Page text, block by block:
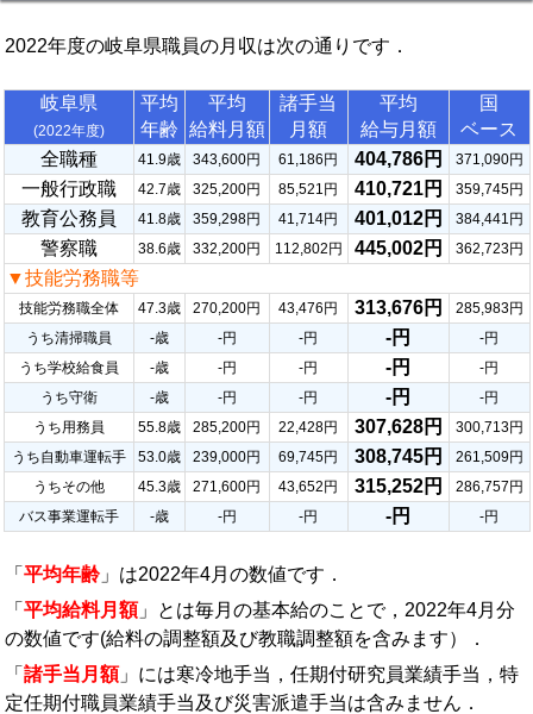
2022年度の岐阜県職員の月収は次の通りです．
岐阜県
(2022年度)
平均
年齢
平均
給料月額
諸手当
月額
平均
給与月額
国
ベース
全職種
41.9歳 343,600円 61,186円 404,786円 371,090円
一般行政職 42.7歳 325,200円 85,521円 410,721円 359,745円
教育公務員 41.8歳 359,298円 41,714円 401,012円 384,441円
警察職 38.6歳 332,200円 112,802円 445,002円 362,723円
▼技能労務職等
技能労務職全体 47.3歳 270,200円 43,476円 313,676円
285,983円
うち清掃職員
-歳 -円 -円 -円
-円
うち学校給食員
-歳 -円 -円 -円
-円
うち守衛
-歳 -円 -円 -円
-円
うち用務員
55.8歳 285,200円 22,428円 307,628円
300,713円
うち自動車運転手
53.0歳 239,000円 69,745円 308,745円
261,509円
うちその他
45.3歳 271,600円 43,652円 315,252円
286,757円
バス事業運転手
-歳 -円 -円 -円 -円
「 平均年齢 」は2022年4月の数値です．
「 平均給料月額」とは毎月の基本給のことで，2022年4月分
の数値です(給料の調整額及び教職調整額を含みます）．
「 諸手当月額」には寒冷地手当，任期付研究員業績手当，特
定任期付職員業績手当及び災害派遣手当は含みません．